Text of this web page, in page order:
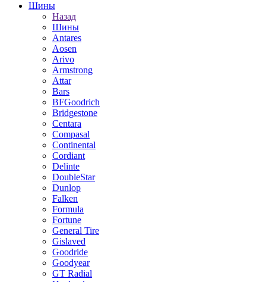
Шины
Назад
Шины
Antares
Aosen
Arivo
Armstrong
Attar
Bars
BFGoodrich
Bridgestone
Centara
Compasal
Continental
Cordiant
Delinte
DoubleStar
Dunlop
Falken
Formula
Fortune
General Tire
Gislaved
Goodride
Goodyear
GT Radial